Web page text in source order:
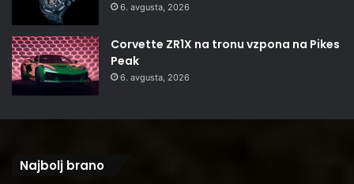
6. avgusta, 2026
Corvette ZR1X na tronu vzpona na Pikes
Peak
6. avgusta, 2026
Najbolj brano